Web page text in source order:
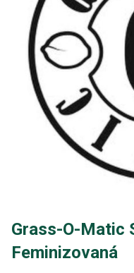
Grass-O-Matic
Feminizovaná